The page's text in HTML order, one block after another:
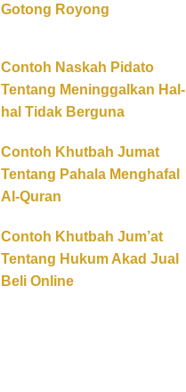
Gotong Royong
Contoh Naskah Pidato
Tentang Meninggalkan Hal-
hal Tidak Berguna
Contoh Khutbah Jumat
Tentang Pahala Menghafal
Al-Quran
Contoh Khutbah Jum’at
Tentang Hukum Akad Jual
Beli Online